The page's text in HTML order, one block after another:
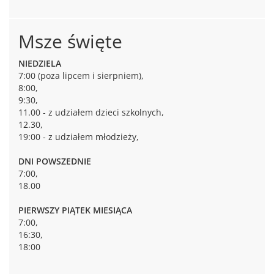
Msze święte
NIEDZIELA
7:00 (poza lipcem i sierpniem),
8:00,
9:30,
11.00 - z udziałem dzieci szkolnych,
12.30,
19:00 - z udziałem młodzieży,
DNI POWSZEDNIE
7:00,
18.00
PIERWSZY PIĄTEK MIESIĄCA
7:00,
16:30,
18:00